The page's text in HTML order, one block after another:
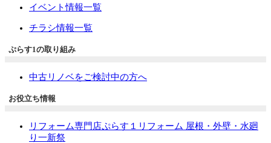
イベント情報一覧
チラシ情報一覧
ぷらす1の取り組み
中古リノベをご検討中の方へ
お役立ち情報
リフォーム専門店ぷらす１リフォーム 屋根・外壁・水廻
り一新祭